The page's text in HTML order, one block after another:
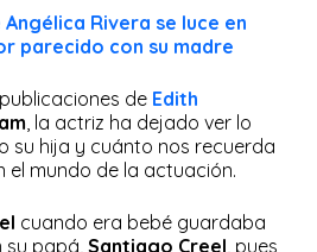
Angélica Rivera se luce en
parecido con su madre
de Edith
, la actriz ha dejado ver lo
su hija y cuánto nos recuerda
el mundo de la actuación.
cuando era bebé guardaba
su papá,Santiago Creel , pues